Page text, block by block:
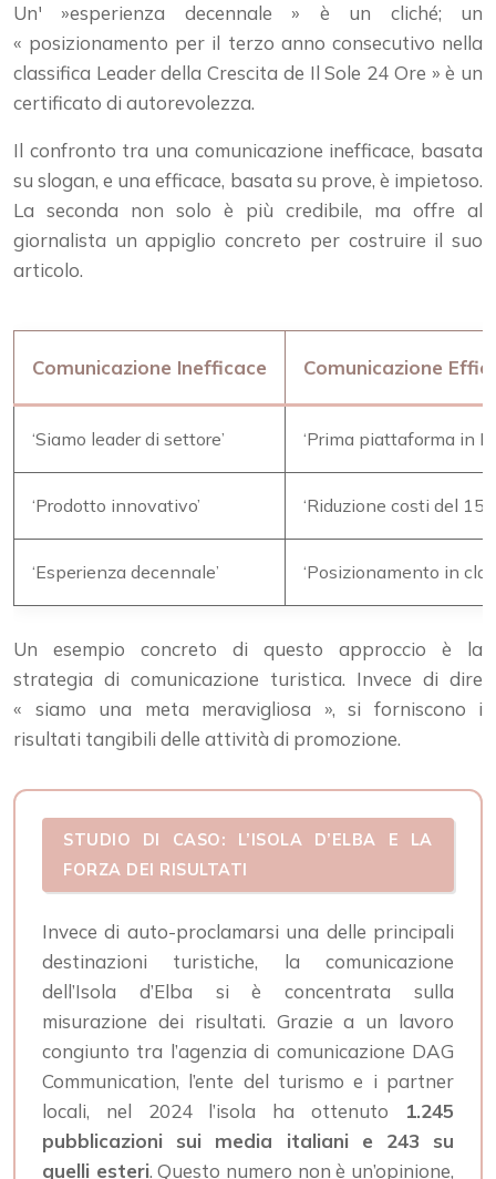
Un' »esperienza decennale » è un cliché; un
« posizionamento per il terzo anno consecutivo nella
classifica Leader della Crescita de Il Sole 24 Ore » è un
certificato di autorevolezza.
Il confronto tra una comunicazione inefficace, basata
su slogan, e una efficace, basata su prove, è impietoso.
La seconda non solo è più credibile, ma offre al
giornalista un appiglio concreto per costruire il suo
articolo.
Comunicazione Inefficace Comunicazione
‘Siamo leader di settore’ ‘Prima piattaforma in
‘Prodotto innovativo’ ‘Riduzione costi del
‘Esperienza decennale’ ‘Posizionamento in
Un esempio concreto di questo approccio è la
strategia di comunicazione turistica. Invece di dire
« siamo una meta meravigliosa », si forniscono i
risultati tangibili delle attività di promozione.
STUDIO DI CASO: L’ISOLA D’ELBA E LA
FORZA DEI RISULTATI
Invece di auto-proclamarsi una delle principali
destinazioni turistiche, la comunicazione
dell’Isola d’Elba si è concentrata sulla
misurazione dei risultati. Grazie a un lavoro
congiunto tra l’agenzia di comunicazione DAG
Communication, l’ente del turismo e i partner
locali, nel 2024 l’isola ha ottenuto 1.245
pubblicazioni sui media italiani e 243 su
quelli esteri. Questo numero non è un’opinione,